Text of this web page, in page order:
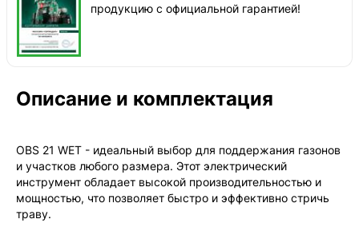
продукцию с официальной гарантией!
Описание и комплектация
OBS 21 WET - идеальный выбор для поддержания газонов
и участков любого размера. Этот электрический
инструмент обладает высокой производительностью и
мощностью, что позволяет быстро и эффективно стричь
траву.